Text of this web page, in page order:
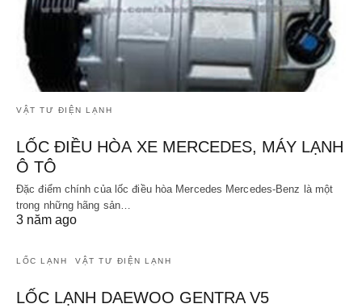
VẬT TƯ ĐIỆN LẠNH
LỐC ĐIỀU HÒA XE MERCEDES, MÁY LẠNH
Ô TÔ
Đặc điểm chính của lốc điều hòa Mercedes Mercedes-Benz là một
trong những hãng sản…
3 năm ago
LỐC LẠNH VẬT TƯ ĐIỆN LẠNH
LỐC LẠNH DAEWOO GENTRA V5